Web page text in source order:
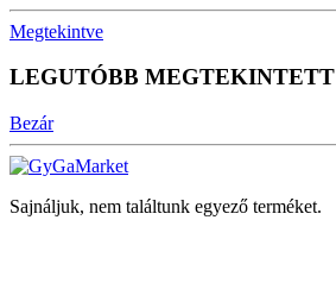
Megtekintve
LEGUTÓBB MEGTEKINTETT
Bezár
Sajnáljuk, nem találtunk egyező terméket.